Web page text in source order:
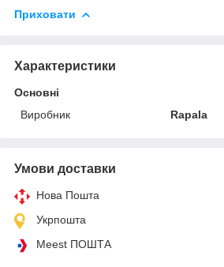
Приховати
Характеристики
Основні
Виробник
Rapala
Умови доставки
Нова Пошта
Укрпошта
Meest ПОШТА